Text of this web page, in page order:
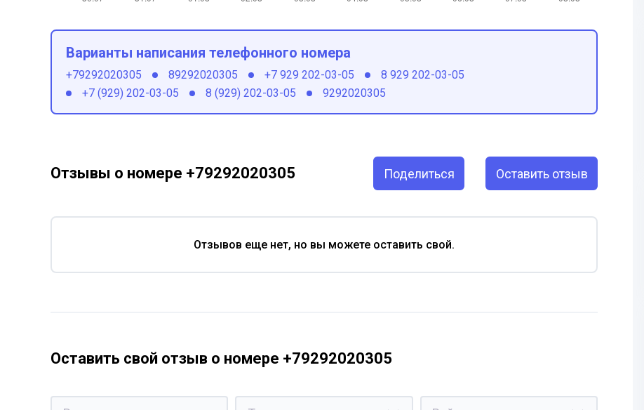
Варианты написания телефонного номера
+79292020305 89292020305 +7 929 202-03-05
8 929 202-03-05
+7 (929) 202-03-05
8 (929) 202-03-05 9292020305
Отзывы о номере +79292020305 Поделиться Оставить отзыв
Отзывов еще нет, но вы можете оставить свой.
Оставить свой отзыв о номере +79292020305